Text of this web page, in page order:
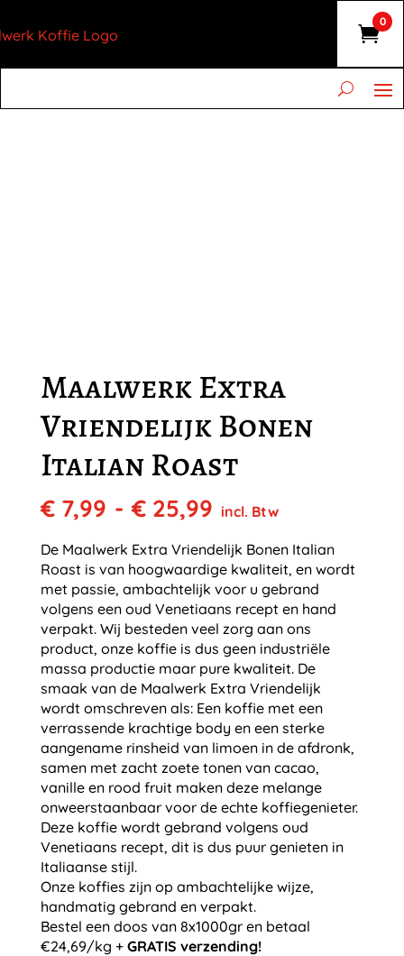
0
Maalwerk Extra
Vriendelijk Bonen
Italian Roast
€7,99 - €25,99Prijsklasse:
€ 7,99
tot
€ 25,99
incl. Btw
De Maalwerk Extra Vriendelijk Bonen Italian
Roast is van hoogwaardige kwaliteit, en wordt
met passie, ambachtelijk voor u gebrand
volgens een oud Venetiaans recept en hand
verpakt. Wij besteden veel zorg aan ons
product, onze koffie is dus geen industriële
massa productie maar pure kwaliteit. De
smaak van de Maalwerk Extra Vriendelijk
wordt omschreven als: Een koffie met een
verrassende krachtige body en een sterke
aangename rinsheid van limoen in de afdronk,
samen met zacht zoete tonen van cacao,
vanille en rood fruit maken deze melange
onweerstaanbaar voor de echte koffiegenieter.
Deze koffie wordt gebrand volgens oud
Venetiaans recept, dit is dus puur genieten in
Italiaanse stijl.
Onze koffies zijn op ambachtelijke wijze,
handmatig gebrand en verpakt.
Bestel een doos van 8x1000gr en betaal
€24,69/kg + GRATIS verzending!